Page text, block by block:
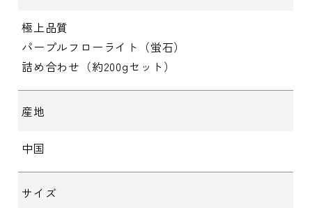
極上品質
パープルフローライト（蛍石）
詰め合わせ（約200gセット）
産地
中国
サイズ